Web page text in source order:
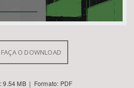
FAÇA O DOWNLOAD
9.54 MB | Formato: PDF